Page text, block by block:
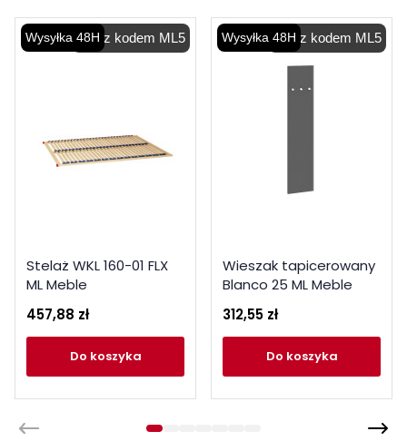
-5% z kodem ML5
Wysyłka 48H
Stelaż WKL 160-01 FLX
ML Meble
457,88 zł
do koszyka
-5% z kodem ML5
Wysyłka 48H
Wieszak tapicerowany
Blanco 25 ML Meble
312,55 zł
do koszyka